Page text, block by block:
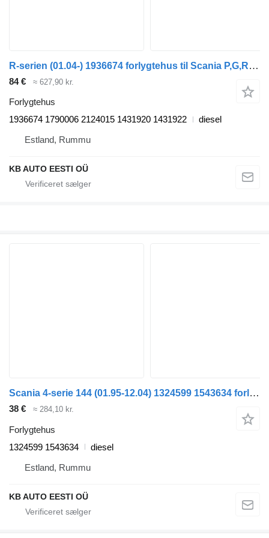
R-serien (01.04-) 1936674 forlygtehus til Scania P,G,R,T-series (2004-2017) lastbil
84 € ≈ 627,90 kr.
Forlygtehus
1936674 1790006 2124015 1431920 1431922
diesel
Estland, Rummu
KB AUTO EESTI OÜ
Scania 4-serie 144 (01.95-12.04) 1324599 1543634 forlygtehus til Scania 4-series (1995-2006) lastbil
38 € ≈ 284,10 kr.
Forlygtehus
1324599 1543634
diesel
Estland, Rummu
KB AUTO EESTI OÜ